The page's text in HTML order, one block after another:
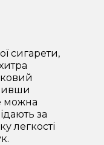
сигарети,
можна
за
легкості